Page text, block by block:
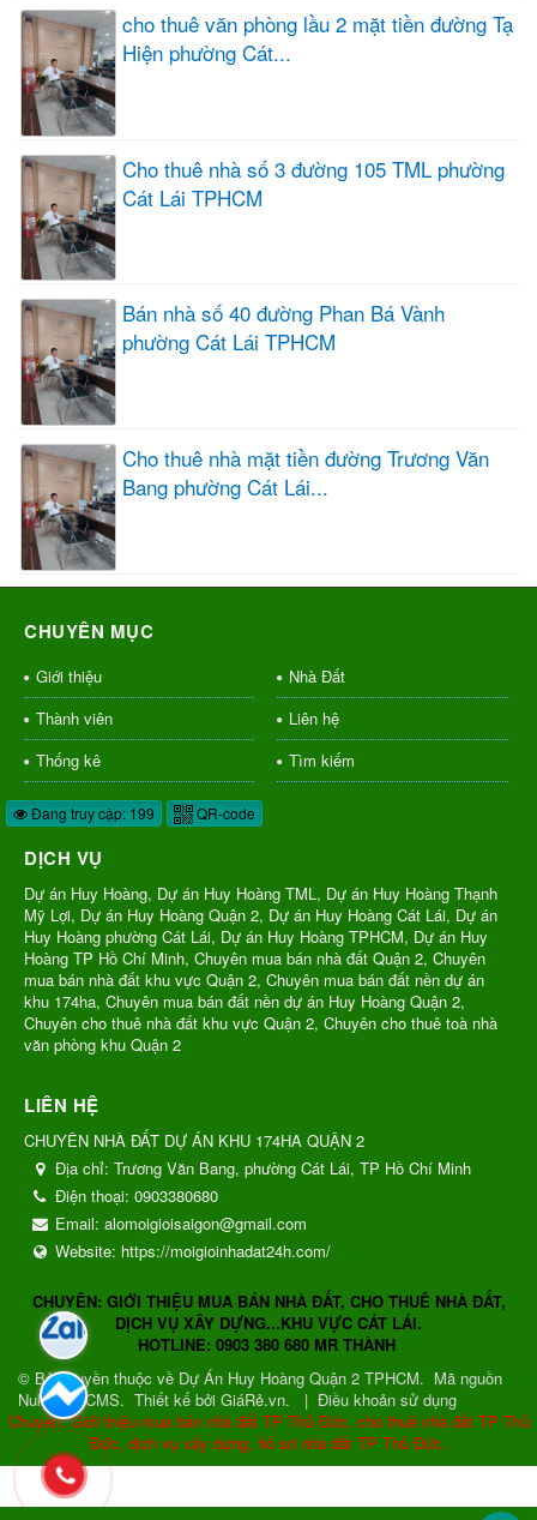
cho thuê văn phòng lầu 2 mặt tiền đường Tạ
Hiện phường Cát...
Cho thuê nhà số 3 đường 105 TML phường
Cát Lái TPHCM
Bán nhà số 40 đường Phan Bá Vành
phường Cát Lái TPHCM
Cho thuê nhà mặt tiền đường Trương Văn
Bang phường Cát Lái...
CHUYÊN MỤC
Giới thiệu
Nhà Đất
Thành viên
Liên hệ
Thống kê
Tìm kiếm
Đang truy cập: 199 QR-code
DỊCH VỤ
Dự án Huy Hoàng, Dự án Huy Hoàng TML, Dự án Huy Hoàng Thạnh
Mỹ Lợi, Dự án Huy Hoàng Quận 2, Dự án Huy Hoàng Cát Lái, Dự án
Huy Hoàng phường Cát Lái, Dự án Huy Hoàng TPHCM, Dự án Huy
Hoàng TP Hồ Chí Minh, Chuyên mua bán nhà đất Quận 2, Chuyên
mua bán nhà đất khu vực Quận 2, Chuyên mua bán đất nền dự án
khu 174ha, Chuyên mua bán đất nền dự án Huy Hoàng Quận 2,
Chuyên cho thuê nhà đất khu vực Quận 2, Chuyên cho thuê toà nhà
văn phòng khu Quận 2
LIÊN HỆ
CHUYÊN NHÀ ĐẤT DỰ ÁN KHU 174HA QUẬN 2
Địa chỉ: Trương Văn Bang, phường Cát Lái, TP Hồ Chí Minh
Điện thoại: 0903380680
Email: alomoigioisaigon@gmail.com
Website: https://moigioinhadat24h.com/
CHUYÊN: GIỚI THIỆU MUA BÁN NHÀ ĐẤT, CHO THUÊ NHÀ ĐẤT,
DỊCH VỤ XÂY DỰNG...KHU VỰC CÁT LÁI.
HOTLINE: 0903 380 680 MR THÀNH
© Bản quyền thuộc về Dự Án Huy Hoàng Quận 2 TPHCM. Mã nguồn
NukeViet CMS. Thiết kế bởi GiáRẻ.vn. | Điều khoản sử dụng
Chuyên: Giới thiệu mua bán nhà đất TP Thủ Đức, cho thuê nhà đất TP Thủ
Đức, dịch vụ xây dựng, hồ sơ nhà đất TP Thủ Đức.